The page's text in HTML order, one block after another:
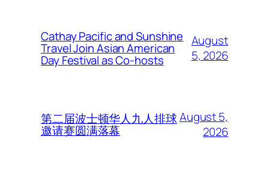
Cathay Pacific and Sunshine
Travel Join Asian American
Day Festival as Co-hosts
August
5, 2026
第二届波士顿华人九人排球
邀请赛圆满落幕
August 5,
2026